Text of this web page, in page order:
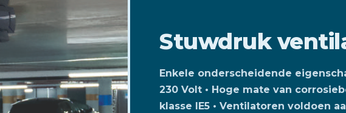
Stuwdruk
Enkele onderscheidende
230 Volt • Hoge mate van
klasse IE5 • Ventilatoren voldoen